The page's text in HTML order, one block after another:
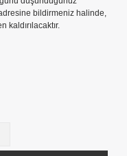
bildirmeniz halinde,